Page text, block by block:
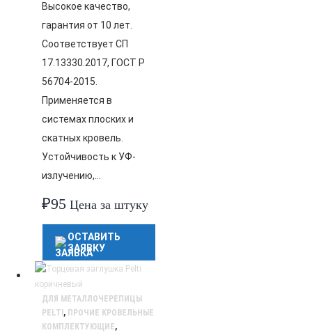
Высокое качество,
гарантия от 10 лет.
Соответствует СП
17.13330.2017, ГОСТ Р
56704-2015.
Применяется в
системах плоских и
скатных кровель.
Устойчивость к УФ-
излучению,…
₽95 Цена за штуку
ОСТАВИТЬ
ЗАЯВКУ
ДЛЯ МЕТАЛЛОЧЕРЕПИЦЫ
PELTI , ПРОЧИЕ КРОВЕЛЬНЫЕ
КОМПЛЕКТУЮЩИЕ,